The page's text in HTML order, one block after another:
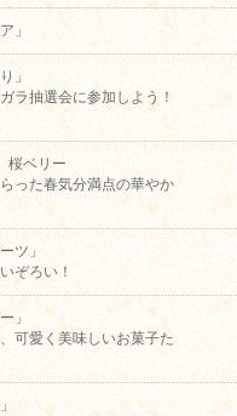
」
」
ラ抽選会に参加しよう！
桜ベリー
った春気分満点の華やか
ツ」
ぞろい！
」
可愛く美味しいお菓子た